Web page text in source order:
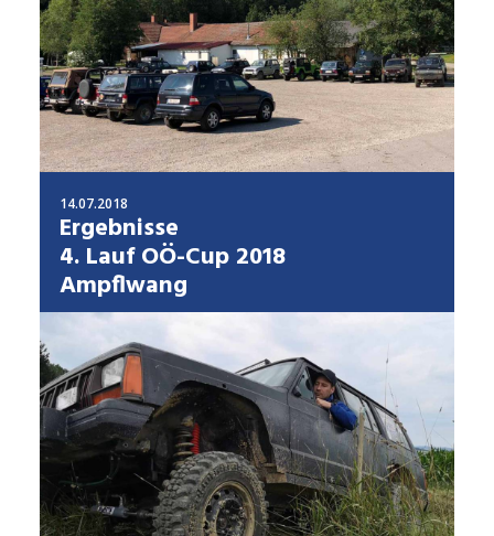
14.07.2018
Ergebnisse
4. Lauf OÖ-Cup 2018
Ampflwang